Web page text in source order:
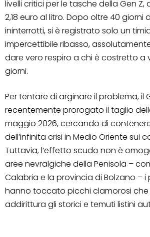
livelli critici per le tasche della Gen Z,
2,18 euro al litro. Dopo oltre 40 giorni
ininterrotti, si è registrato solo un
impercettibile ribasso,
dare vero respiro a chi è costretto a
giorni.
Per tentare di arginare il problema, il
recentemente prorogato il taglio
maggio 2026, cercando di
dell’infinita crisi in Medio Oriente sui
Tuttavia, l’effetto scudo non è
aree nevralgiche della Penisola –
Calabria e la provincia di Bolzano –
hanno toccato picchi clamorosi
addirittura gli storici e temuti listini